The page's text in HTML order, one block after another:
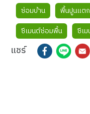
ซ่อมบ้าน พื้นปูนแต
ซีเมนต์ซ่อมพื้น
ซีเ
แชร์